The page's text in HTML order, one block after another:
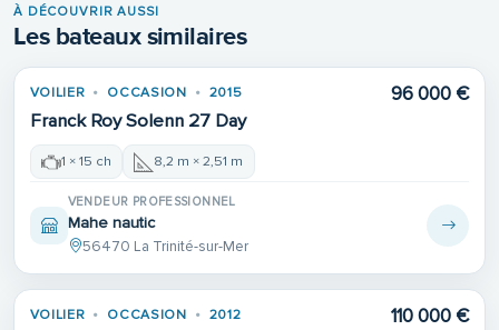
À DÉCOUVRIR AUSSI
Les bateaux similaires
VOILIER OCCASION 2015
Franck Roy Solenn 27 Day
96 000 €
1 × 15 ch 8,2 m × 2,51 m
VENDEUR PROFESSIONNEL
Mahe nautic
56470 La Trinité-sur-Mer
VOILIER OCCASION 2012 110 000 €